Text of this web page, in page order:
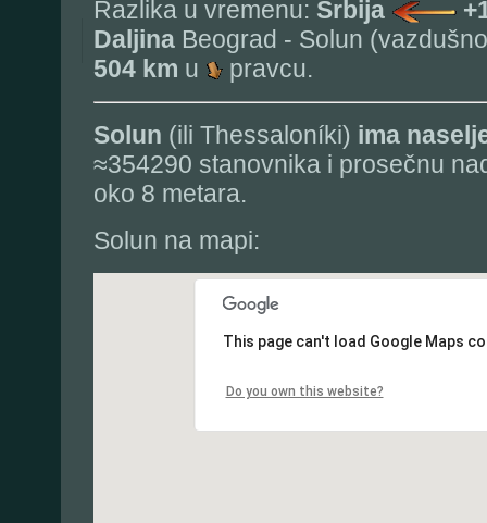
Razlika u vremenu: Srbija
Daljina Beograd - Solun
504 km u pravcu.
Solun (ili Thessaloníki) ima
≈354290 stanovnika i prosečnu
oko 8 metara.
Solun na mapi:
This page can't load Google Maps
Do you own this website?